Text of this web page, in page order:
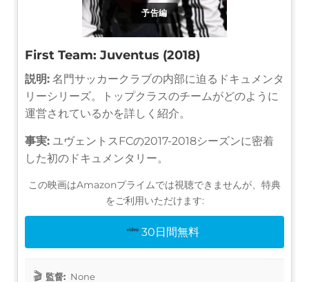
予告編
First Team: Juventus (2018)
説明: 名門サッカークラブの内部に迫るドキュメンタ
リーシリーズ。トップクラスのチームがどのように
運営されているかを詳しく紹介。
事実: ユヴェントスFCの2017-2018シーズンに密着
した初のドキュメンタリー。
この映画はAmazonプライムでは視聴できませんが、特典
をご利用いただけます:
30日間無料
監督: None